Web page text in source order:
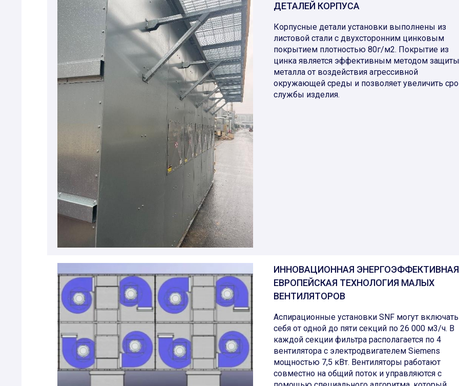
ДЕТАЛЕЙ КОРПУСА
Корпусные детали установки выполнены из
листовой стали с двухсторонним цинковым
покрытием плотностью 80г/м2. Покрытие из
цинка является эффективным методом защиты
металла от воздействия агрессивной
окружающей среды и позволяет увеличить
службы изделия.
ИННОВАЦИОННАЯ ЭНЕРГОЭФФЕКТИВНАЯ
ЕВРОПЕЙСКАЯ ТЕХНОЛОГИЯ МАЛЫХ
ВЕНТИЛЯТОРОВ
Аспирационные установки SNF могут
себя от одной до пяти секций по 26 000 м3/ч. В
каждой секции фильтра располагается по 4
вентилятора с электродвигателем Siemens
мощностью 7,5 кВт. Вентиляторы работают
совместно на общий поток и управляются с